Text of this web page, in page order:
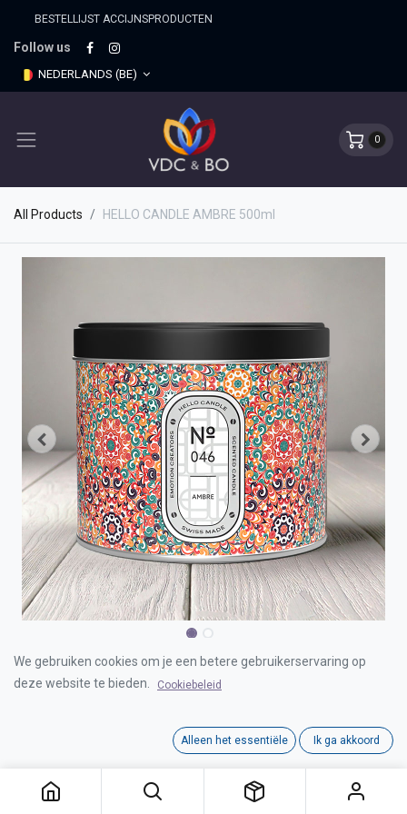
BESTELLIJST ACCIJNSPRO​DUCTEN
Follow us
NEDERLANDS (BE)
0
All Products HELLO CANDLE AMBRE 500ml
HELLO CANDLE AMBRE 500ml
We gebruiken cookies om je een betere gebruikerservaring op
deze website te bieden.
Cookiebeleid
Alleen het essentiële Ik ga akkoord